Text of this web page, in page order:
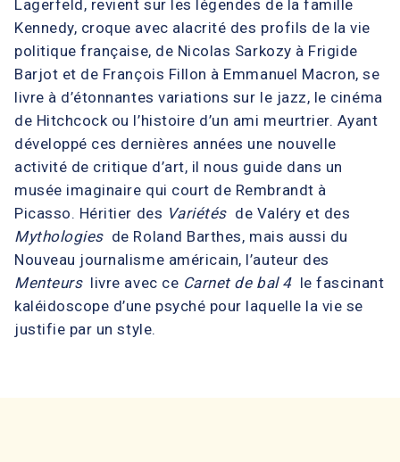
Lagerfeld, revient sur les légendes de la famille
Kennedy, croque avec alacrité des profils de la vie
politique française, de Nicolas Sarkozy à Frigide
Barjot et de François Fillon à Emmanuel Macron, se
livre à d’étonnantes variations sur le jazz, le cinéma
de Hitchcock ou l’histoire d’un ami meurtrier. Ayant
développé ces dernières années une nouvelle
activité de critique d’art, il nous guide dans un
musée imaginaire qui court de Rembrandt à
Picasso. Héritier des Variétésde Valéry et des
Mythologiesde Roland Barthes, mais aussi du
Nouveau journalisme américain, l’auteur des
Menteurslivre avec ce Carnet de bal 4 le fascinant
kaléidoscope d’une psyché pour laquelle la vie se
justifie par un style.